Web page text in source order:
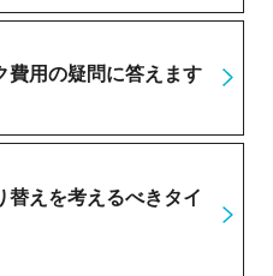
費用の疑問に答えます
替えを考えるべきタイ